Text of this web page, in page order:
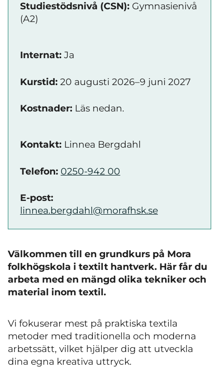
Studiestödsnivå (CSN): Gymnasienivå
(A2)
Internat: Ja
Kurstid: 20 augusti 2026–9 juni 2027
Kostnader: Läs nedan.
Kontakt: Linnea Bergdahl
Telefon: 0250-942 00
E-post:
linnea.bergdahl@morafhsk.se
Välkommen till en grundkurs på Mora
folkhögskola i textilt hantverk. Här får du
arbeta med en mängd olika tekniker och
material inom textil.
Vi fokuserar mest på praktiska textila
metoder med traditionella och moderna
arbetssätt, vilket hjälper dig att utveckla
dina egna kreativa uttryck.